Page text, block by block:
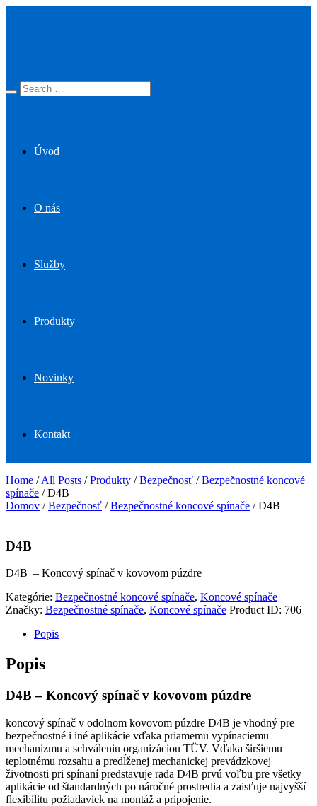
Úvod
O nás
Služby
Produkty
Novinky
Kontakt
Home /All Posts /Produkty /Bezpečnosť /Bezpečnostné koncové
spínače /D4B
Domov /Bezpečnosť /Bezpečnostné koncové spínače / D4B
D4B
D4B – Koncový spínač v kovovom púzdre
Kategórie: Bezpečnostné koncové spínače, Koncové spínače
Značky: Bezpečnostné spínače, Koncové spínače Product ID: 706
Popis
Popis
D4B – Koncový spínač v kovovom púzdre
koncový spínač v odolnom kovovom púzdre D4B je vhodný pre
bezpečnostné i iné aplikácie vďaka priamemu vypínaciemu
mechanizmu a schváleniu organizáciou TÜV. Vďaka širšiemu
teplotnému rozsahu a predĺženej mechanickej prevádzkovej
životnosti pri spínaní predstavuje rada D4B prvú voľbu pre všetky
aplikácie od štandardných po náročné prostredia a zaisťuje najvyšší
flexibilitu požiadaviek na montáž a pripojenie.